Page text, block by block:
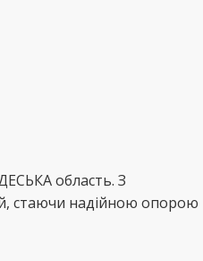
область. З
стаючи надійною опорою